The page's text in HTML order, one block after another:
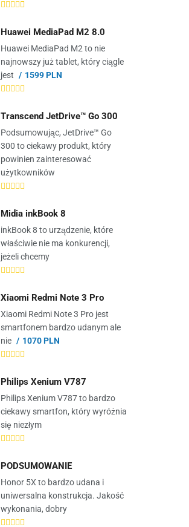
Huawei MediaPad M2 8.0
Huawei MediaPad M2 to nie
najnowszy już tablet, który ciągle
jest
1599 PLN
Transcend JetDrive™ Go 300
Podsumowując, JetDrive™ Go
300 to ciekawy produkt, który
powinien zainteresować
użytkowników
Midia inkBook 8
inkBook 8 to urządzenie, które
właściwie nie ma konkurencji,
jeżeli chcemy
Xiaomi Redmi Note 3 Pro
Xiaomi Redmi Note 3 Pro jest
smartfonem bardzo udanym ale
nie
1070 PLN
Philips Xenium V787
Philips Xenium V787 to bardzo
ciekawy smartfon, który wyróżnia
się niezłym
PODSUMOWANIE
Honor 5X to bardzo udana i
uniwersalna konstrukcja. Jakość
wykonania, dobry